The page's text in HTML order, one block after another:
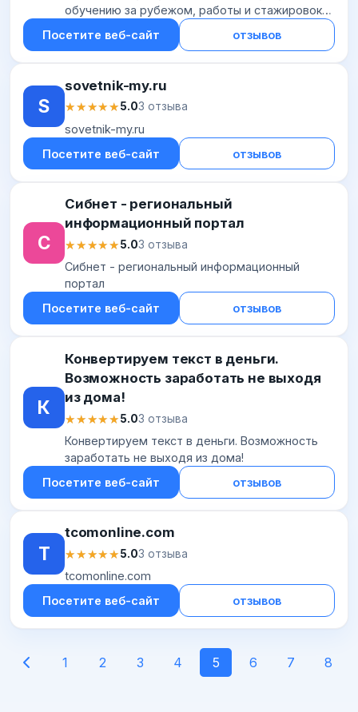
обучению за рубежом, работы и стажировок
за границей. Наши программы это
возможность обучаться новому и
Посетите веб-сайт отзывов
S
sovetnik-my.ru
★★★★★
★★★★★5.03 отзыва
sovetnik-my.ru
Посетите веб-сайт
отзывов
С
Сибнет - региональный
информационный портал
★★★★★
★★★★★5.03 отзыва
Сибнет - региональный информационный
портал
Посетите веб-сайт
отзывов
К
Конвертируем текст в деньги.
Возможность заработать не выходя
из дома!
★★★★★
★★★★★5.03 отзыва
Конвертируем текст в деньги. Возможность
заработать не выходя из дома!
Посетите веб-сайт
отзывов
T
tcomonline.com
★★★★★
★★★★★5.03 отзыва
tcomonline.com
Посетите веб-сайт
отзывов
1 2 3 4 5 6 7 8